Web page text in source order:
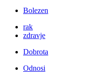
Bolezen
rak
zdravje
Dobrota
Odnosi